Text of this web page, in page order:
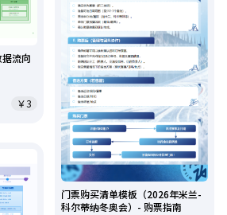
门票购买清单模板（2026年米兰-
科尔蒂纳冬奥会）- 购票指南
流向
￥3